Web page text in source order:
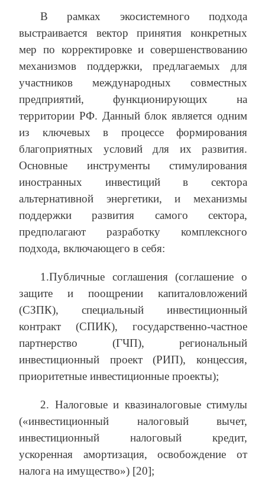
В рамках экосистемного подхода
выстраивается вектор принятия конкретных
мер по корректировке и совершенствованию
механизмов поддержки, предлагаемых для
участников международных совместных
предприятий, функционирующих на
территории РФ. Данный блок является одним
из ключевых в процессе формирования
благоприятных условий для их развития.
Основные инструменты стимулирования
иностранных инвестиций в сектора
альтернативной энергетики, и механизмы
поддержки развития самого сектора,
предполагают разработку комплексного
подхода, включающего в себя:
1.Публичные соглашения (соглашение о
защите и поощрении капиталовложений
(СЗПК), cпециальный инвестиционный
контракт (СПИК), государственно-частное
партнерство (ГЧП), региональный
инвестиционный проект (РИП), концессия,
приоритетные инвестиционные проекты);
2. Налоговые и квазиналоговые стимулы
(«инвестиционный налоговый вычет,
инвестиционный налоговый кредит,
ускоренная амортизация, освобождение от
налога на имущество») [20];